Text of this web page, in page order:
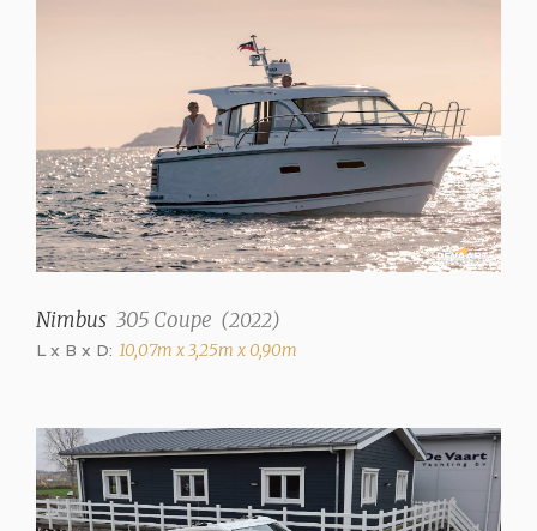
Nimbus 305 Coupe (2022)
L x B x D: 10,07m x 3,25m x 0,90m